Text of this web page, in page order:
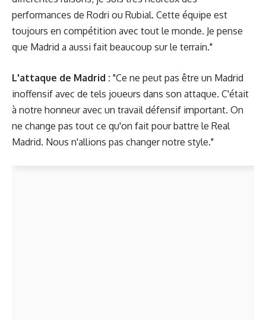
performances de Rodri ou Rubial. Cette équipe est
toujours en compétition avec tout le monde. Je pense
que Madrid a aussi fait beaucoup sur le terrain."
L'attaque de Madrid : "Ce ne peut pas être un Madrid
inoffensif avec de tels joueurs dans son attaque. C'était
à notre honneur avec un travail défensif important. On
ne change pas tout ce qu'on fait pour battre le Real
Madrid. Nous n'allions pas changer notre style."